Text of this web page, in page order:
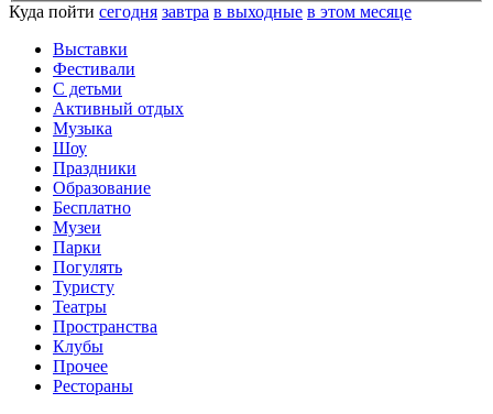
Куда пойти сегодня завтра в выходные в этом месяце
Выставки
Фестивали
С детьми
Активный отдых
Музыка
Шоу
Праздники
Образование
Бесплатно
Музеи
Парки
Погулять
Туристу
Театры
Пространства
Клубы
Прочее
Рестораны